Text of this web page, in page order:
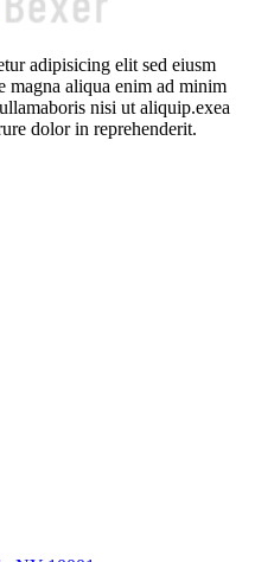
adipisicing elit sed eiusm
magna aliqua enim ad minim
nisi ut aliquip.exea
dolor in reprehenderit.